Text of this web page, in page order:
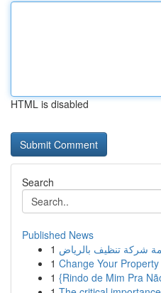
HTML is disabled
Search
Published News
1 شركة تنظيف بالرياض
1 Change Your
1 {Rindo de Mim Pra